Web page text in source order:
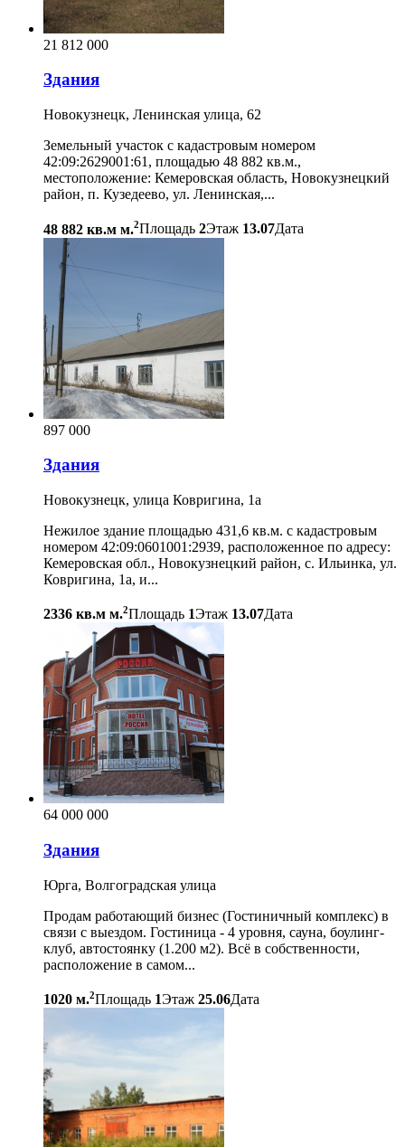
21 812 000
Здания
Новокузнецк, Ленинская улица, 62
Земельный участок с кадастровым номером
42:09:2629001:61, площадью 48 882 кв.м.,
местоположение: Кемеровская область, Новокузнецкий
район, п. Кузедеево, ул. Ленинская,...
48 882 кв.м м.2Площадь 2Этаж 13.07Дата
897 000
Здания
Новокузнецк, улица Ковригина, 1а
Нежилое здание площадью 431,6 кв.м. с кадастровым
номером 42:09:0601001:2939, расположенное по адресу:
Кемеровская обл., Новокузнецкий район, с. Ильинка, ул.
Ковригина, 1а, и...
2336 кв.м м.2Площадь 1Этаж 13.07Дата
64 000 000
Здания
Юрга, Волгоградская улица
Продам работающий бизнес (Гостиничный комплекс) в
связи с выездом. Гостиница - 4 уровня, сауна, боулинг-
клуб, автостоянку (1.200 м2). Всё в собственности,
расположение в самом...
1020 м.2Площадь 1Этаж 25.06Дата